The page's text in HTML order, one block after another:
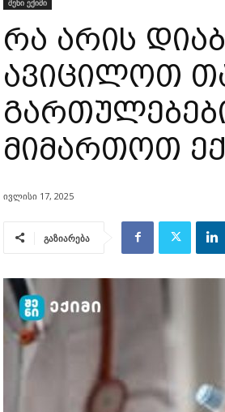
რა არის
ავიცილოთ
მიმართოთ
ივლისი 17, 2025
გაზიარება